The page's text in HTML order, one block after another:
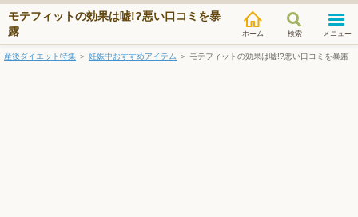
モテフィットの効果は嘘!?悪い口コミを暴
露
検索 メニュー
産後ダイエット特集 ＞ 妊娠中おすすめアイテム ＞ モテフィットの効果は嘘!?悪い口コミを暴露